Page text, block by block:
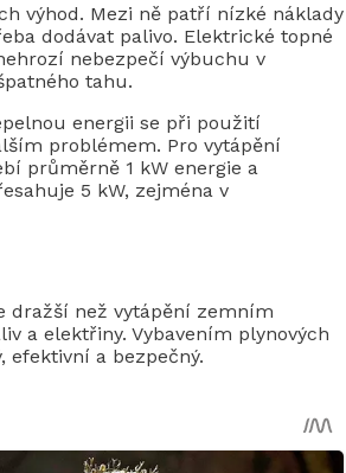
výhod. Mezi ně patří nízké náklady
dodávat palivo. Elektrické topné
nebezpečí výbuchu v
tahu.
energii se při použití
problémem. Pro vytápění
průměrně 1 kW energie a
5 kW, zejména v
dražší než vytápění zemním
a elektřiny. Vybavením plynových
efektivní a bezpečný.